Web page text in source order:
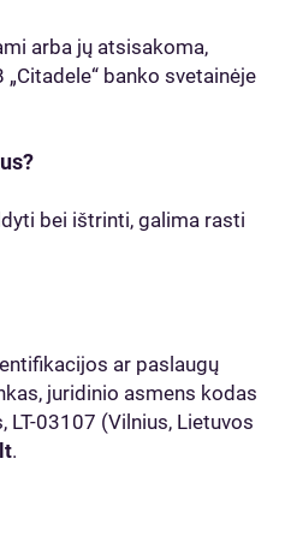
arba jų atsisakoma,
banko svetainėje
bei ištrinti, galima rasti
ar paslaugų
juridinio asmens kodas
LT-03107 (Vilnius, Lietuvos
.